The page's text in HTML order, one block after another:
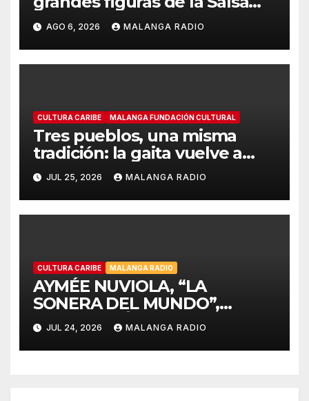
Music Week de Billboard
Colombia en Cali
AGO 6, 2026 MALANGA RADIO
CULTURA CARIBE MALANGA FUNDACIÓN CULTURAL
Tres pueblos, una misma
tradición: la gaita vuelve a
encontrarse en Cartagena
JUL 25, 2026 MALANGA RADIO
CULTURA CARIBE MALANGA RADIO
AYMÉE NUVIOLA, “LA
SONERA DEL MUNDO”,
CELEBRARÁ LA HISPANIDAD
2026 DESDE LA
EMBLEMÁTICA PUERTA DEL
JUL 24, 2026 MALANGA RADIO